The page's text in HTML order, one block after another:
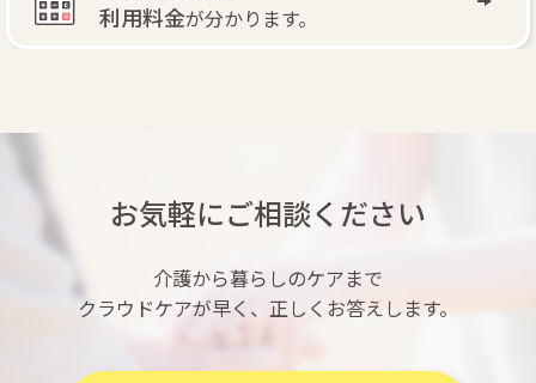
利用料金が分かります。
お気軽にご相談ください
介護から暮らしのケアまで
クラウドケアが早く、正しくお答えします。